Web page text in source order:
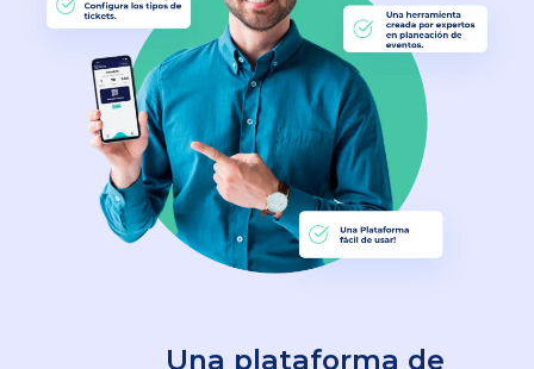
Una plataforma de
Una plataforma de